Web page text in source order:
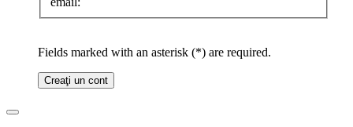
Fields marked with an asterisk (*) are required.
Creaţi un cont